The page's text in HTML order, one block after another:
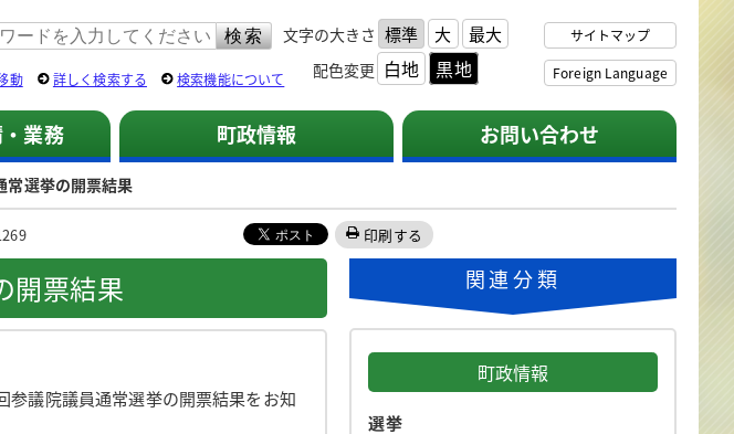
ームページ 文字の大きさ 標準 大 最大
配色変更 白地 黒地
サイトマップ
Foreign Language
動 詳しく検索する 検索機能について
業務 町政情報 お問い合わせ
常選挙の開票結果
印刷する
開票結果
参議院議員通常選挙の開票結果をお知
関連分類
町政情報
選挙